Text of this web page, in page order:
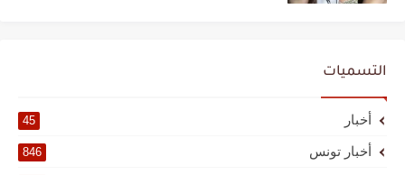
التسميات
أخبار 45
أخبار تونس 846